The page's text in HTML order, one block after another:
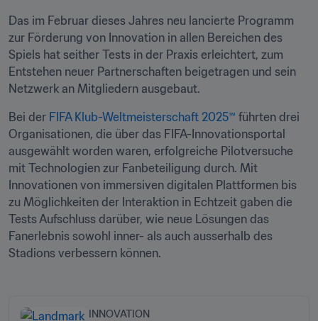
Das im Februar dieses Jahres neu lancierte Programm
zur Förderung von Innovation in allen Bereichen des
Spiels hat seither Tests in der Praxis erleichtert, zum
Entstehen neuer Partnerschaften beigetragen und sein
Netzwerk an Mitgliedern ausgebaut.
Bei der FIFA Klub-Weltmeisterschaft 2025™ führten drei
Organisationen, die über das FIFA-Innovationsportal
ausgewählt worden waren, erfolgreiche Pilotversuche
mit Technologien zur Fanbeteiligung durch. Mit
Innovationen von immersiven digitalen Plattformen bis
zu Möglichkeiten der Interaktion in Echtzeit gaben die
Tests Aufschluss darüber, wie neue Lösungen das
Fanerlebnis sowohl inner- als auch ausserhalb des
Stadions verbessern können.
INNOVATION